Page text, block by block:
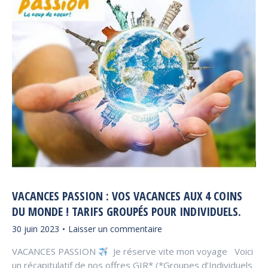
VACANCES PASSION : VOS VACANCES AUX 4 COINS
DU MONDE ! TARIFS GROUPÉS POUR INDIVIDUELS.
30 juin 2023 Laisser un commentaire
VACANCES PASSION
Je réserve vite mon voyage Voici
un récapitulatif de nos offres GIR* (*Groupes d’Individuels